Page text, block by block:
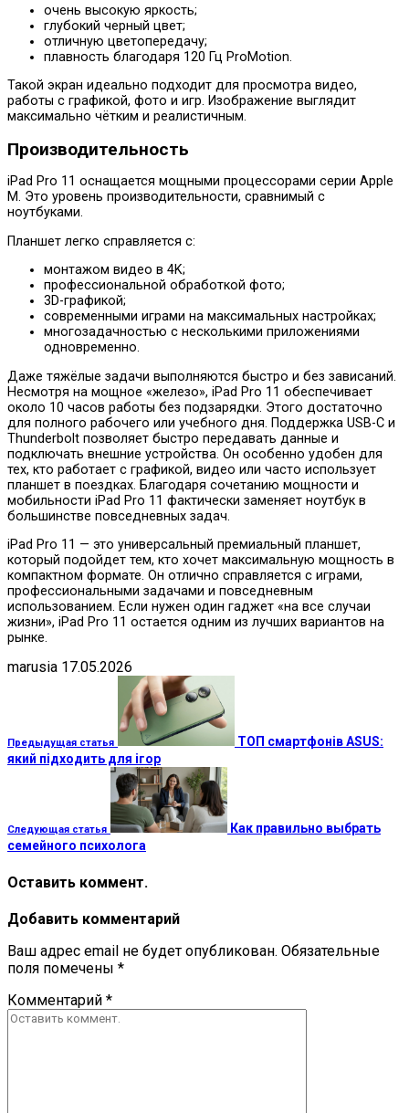
очень высокую яркость;
глубокий черный цвет;
отличную цветопередачу;
плавность благодаря 120 Гц ProMotion.
Такой экран идеально подходит для просмотра видео,
работы с графикой, фото и игр. Изображение выглядит
максимально чётким и реалистичным.
Производительность
iPad Pro 11 оснащается мощными процессорами серии Apple
M. Это уровень производительности, сравнимый с
ноутбуками.
Планшет легко справляется с:
монтажом видео в 4K;
профессиональной обработкой фото;
3D-графикой;
современными играми на максимальных настройках;
многозадачностью с несколькими приложениями
одновременно.
Даже тяжёлые задачи выполняются быстро и без зависаний.
Несмотря на мощное «железо», iPad Pro 11 обеспечивает
около 10 часов работы без подзарядки. Этого достаточно
для полного рабочего или учебного дня. Поддержка USB-C и
Thunderbolt позволяет быстро передавать данные и
подключать внешние устройства. Он особенно удобен для
тех, кто работает с графикой, видео или часто использует
планшет в поездках. Благодаря сочетанию мощности и
мобильности iPad Pro 11 фактически заменяет ноутбук в
большинстве повседневных задач.
iPad Pro 11 — это универсальный премиальный планшет,
который подойдет тем, кто хочет максимальную мощность в
компактном формате. Он отлично справляется с играми,
профессиональными задачами и повседневным
использованием. Если нужен один гаджет «на все случаи
жизни», iPad Pro 11 остается одним из лучших вариантов на
рынке.
marusia 17.05.2026
Предыдущая статья
ТОП смартфонів ASUS:
який підходить для ігор
Следующая статья
Как правильно выбрать
семейного психолога
Оставить коммент.
Добавить комментарий
Ваш адрес email не будет опубликован. Обязательные
поля помечены *
Комментарий *